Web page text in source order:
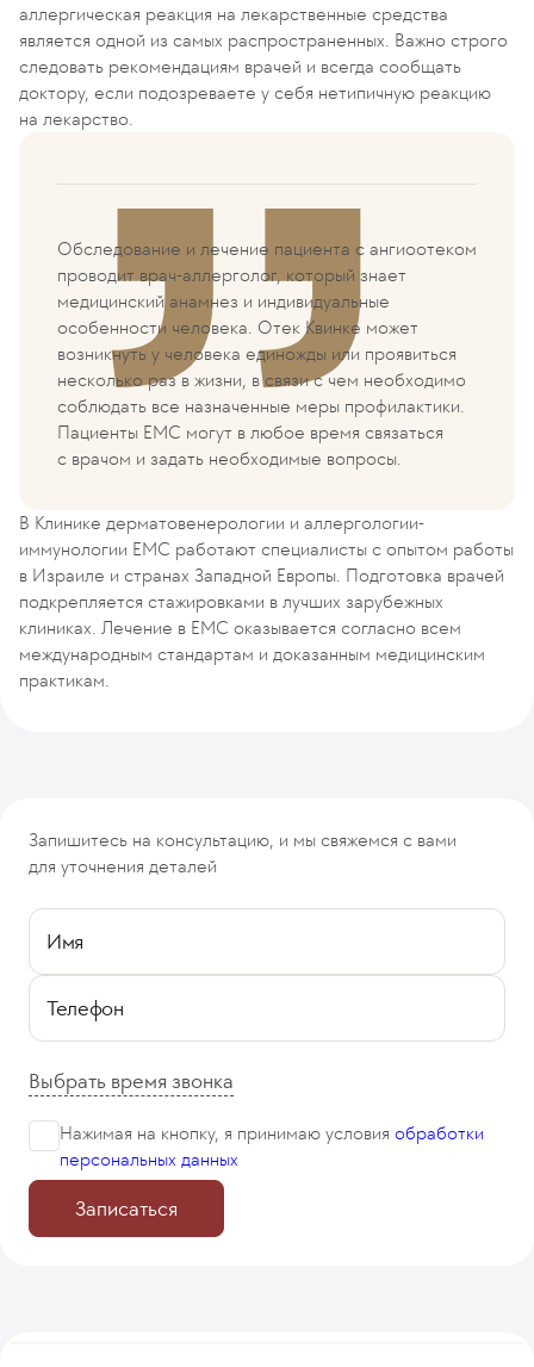
аллергическая реакция на лекарственные средства
является одной из самых распространенных. Важно строго
следовать рекомендациям врачей и всегда сообщать
доктору, если подозреваете у себя нетипичную реакцию
на лекарство.
Обследование и лечение пациента с ангиоотеком
проводит врач-аллерголог, который знает
медицинский анамнез и индивидуальные
особенности человека. Отек Квинке может
возникнуть у человека единожды или проявиться
несколько раз в жизни, в связи с чем необходимо
соблюдать все назначенные меры профилактики.
Пациенты EMC могут в любое время связаться
с врачом и задать необходимые вопросы.
В Клинике дерматовенерологии и аллергологии-
иммунологии EMC работают специалисты с опытом работы
в Израиле и странах Западной Европы. Подготовка врачей
подкрепляется стажировками в лучших зарубежных
клиниках. Лечение в EMC оказывается согласно всем
международным стандартам и доказанным медицинским
практикам.
Запишитесь на консультацию, и мы свяжемся с вами
для уточнения деталей
Имя
Телефон
Выбрать время звонка
Нажимая на кнопку, я принимаю условия обработки
персональных данных
Записаться